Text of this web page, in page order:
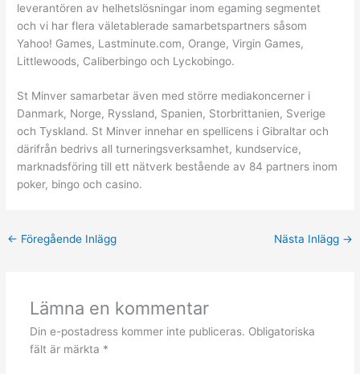
leverantören av helhetslösningar inom egaming segmentet
och vi har flera väletablerade samarbetspartners såsom
Yahoo! Games, Lastminute.com, Orange, Virgin Games,
Littlewoods, Caliberbingo och Lyckobingo.
St Minver samarbetar även med större mediakoncerner i
Danmark, Norge, Ryssland, Spanien, Storbrittanien, Sverige
och Tyskland. St Minver innehar en spellicens i Gibraltar och
därifrån bedrivs all turneringsverksamhet, kundservice,
marknadsföring till ett nätverk bestående av 84 partners inom
poker, bingo och casino.
← Föregående Inlägg Nästa Inlägg →
Lämna en kommentar
Din e-postadress kommer inte publiceras. Obligatoriska
fält är märkta *